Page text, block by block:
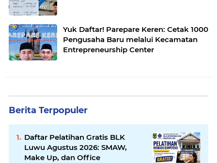
Yuk Daftar! Parepare Keren: Cetak 1000
Pengusaha Baru melalui Kecamatan
Entrepreneurship Center
Berita Terpopuler
Daftar Pelatihan Gratis BLK
Luwu Agustus 2026: SMAW,
Make Up, dan Office